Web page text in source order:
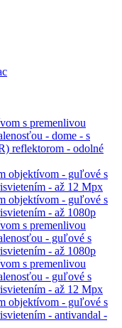
s premenlivou
- dome - s
reflektorom - odolné
objektívom - guľové s
- až 12 Mpx
objektívom - guľové s
- až 1080p
s premenlivou
- guľové s
- až 1080p
s premenlivou
- guľové s
- až 12 Mpx
objektívom - guľové s
- antivandal -